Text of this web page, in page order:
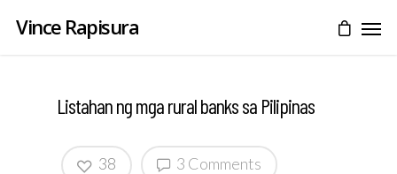
Vince Rapisura
Listahan ng mga rural banks sa Pilipinas
3 Comments
38